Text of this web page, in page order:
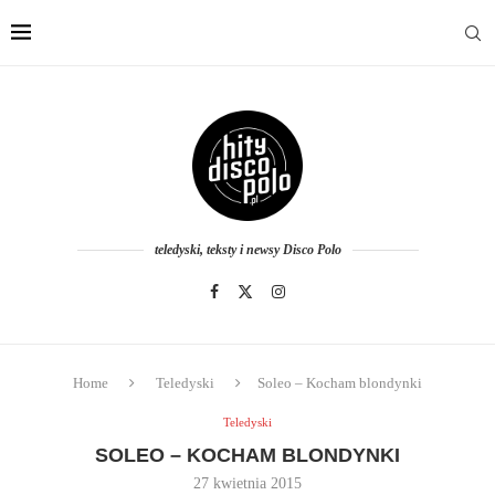
teledyski, teksty i newsy Disco Polo
Home Teledyski Soleo – Kocham blondynki
Teledyski
SOLEO – KOCHAM BLONDYNKI
27 kwietnia 2015